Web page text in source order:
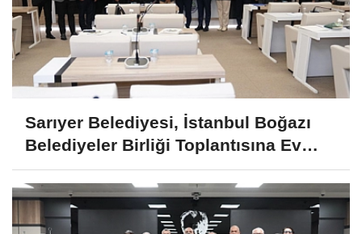
Sarıyer Belediyesi, İstanbul Boğazı
Belediyeler Birliği Toplantısına Ev
Sahipliği Yaptı